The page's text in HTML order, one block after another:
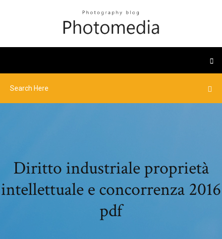
Diritto industriale proprietà
intellettuale e concorrenza 2016
pdf